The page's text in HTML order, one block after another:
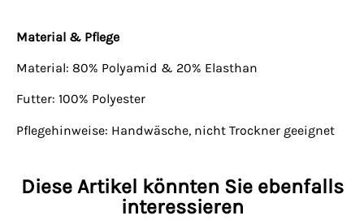
Material & Pflege
Material: 80% Polyamid & 20% Elasthan
Futter: 100% Polyester
Pflegehinweise: Handwäsche, nicht Trockner geeignet
Diese Artikel könnten Sie ebenfalls
interessieren